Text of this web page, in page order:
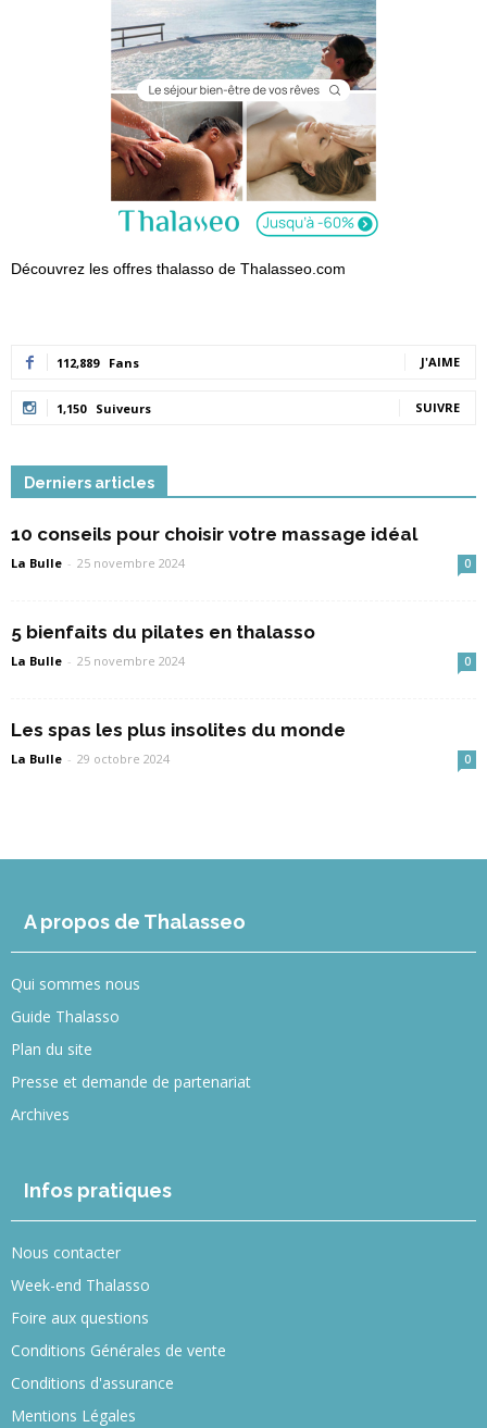
Découvrez les offres thalasso de Thalasseo.com
112,889 Fans J'AIME
1,150 Suiveurs SUIVRE
Derniers articles
10 conseils pour choisir votre massage idéal
La Bulle - 25 novembre 2024 0
5 bienfaits du pilates en thalasso
La Bulle - 25 novembre 2024 0
Les spas les plus insolites du monde
La Bulle - 29 octobre 2024 0
A propos de Thalasseo
Qui sommes nous
Guide Thalasso
Plan du site
Presse et demande de partenariat
Archives
Infos pratiques
Nous contacter
Week-end Thalasso
Foire aux questions
Conditions Générales de vente
Conditions d'assurance
Mentions Légales